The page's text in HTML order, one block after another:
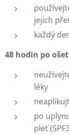
jejich
každý
48 hodin po
léky
po
pleť